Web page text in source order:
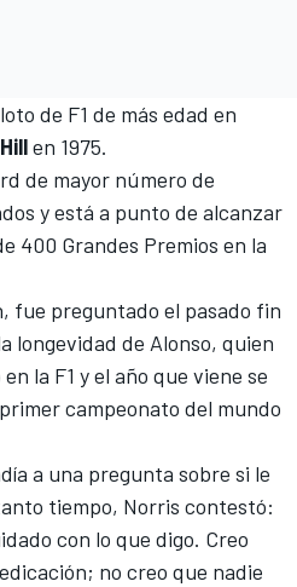
de F1 de más edad en
en 1975.
de mayor número de
y está a punto de alcanzar
400 Grandes Premios en la
fue preguntado el pasado fin
longevidad de Alonso, quien
la F1 y el año que viene se
campeonato del mundo
a una pregunta sobre si le
tiempo, Norris contestó:
con lo que digo. Creo
no creo que nadie